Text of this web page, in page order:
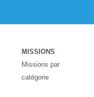
MISSIONS
Missions par
catégorie